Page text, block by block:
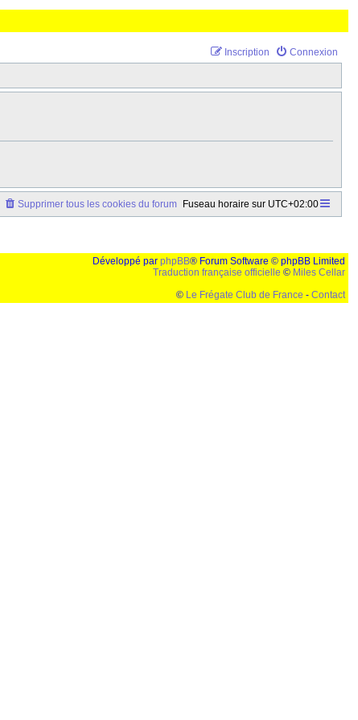
Connexion
Inscription
Fuseau horaire sur UTC+02:00
Supprimer tous les cookies du forum
Développé par phpBB® Forum Software © phpBB Limited
Traduction française officielle © Miles Cellar
© Le Frégate Club de France - Contact